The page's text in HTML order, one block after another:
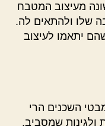
מעיצוב המטבח
שלו ולהתאים לה.
יתאמו לעיצוב
השכנים הרי
שמסביב.